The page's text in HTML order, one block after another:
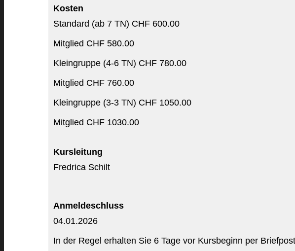
Kosten
Standard (ab 7 TN) CHF 600.00
Mitglied CHF 580.00
Kleingruppe (4-6 TN) CHF 780.00
Mitglied CHF 760.00
Kleingruppe (3-3 TN) CHF 1050.00
Mitglied CHF 1030.00
Kursleitung
Fredrica Schilt
Anmeldeschluss
04.01.2026
In der Regel erhalten Sie 6 Tage vor Kursbeginn per